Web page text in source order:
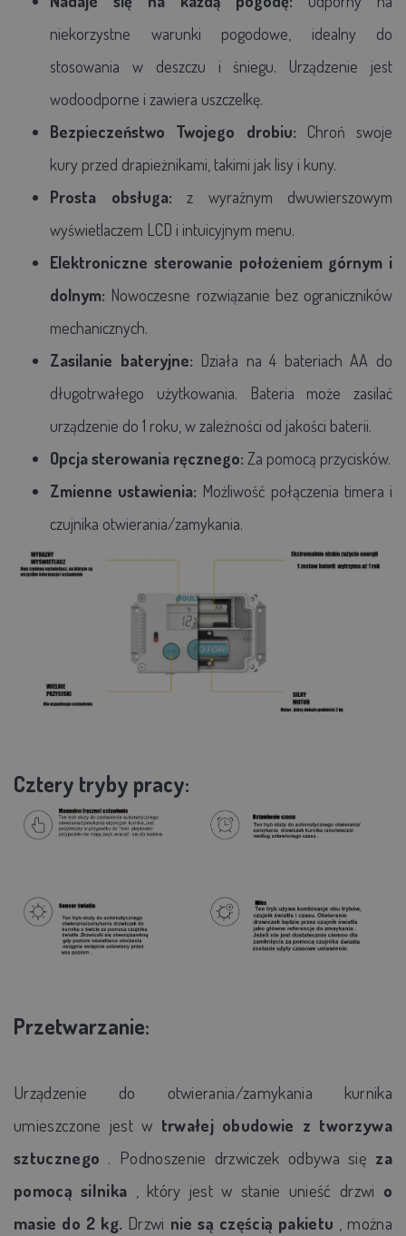
niekorzystne warunki pogodowe, idealny do
stosowania w deszczu i śniegu. Urządzenie jest
wodoodporne i zawiera uszczelkę.
Bezpieczeństwo Twojego drobiu: Chroń swoje
kury przed drapieżnikami, takimi jak lisy i kuny.
Prosta obsługa: z wyraźnym dwuwierszowym
wyświetlaczem LCD i intuicyjnym menu.
Elektroniczne sterowanie położeniem górnym i
dolnym: Nowoczesne rozwiązanie bez ograniczników
mechanicznych.
Zasilanie bateryjne: Działa na 4 bateriach AA do
długotrwałego użytkowania. Bateria może zasilać
urządzenie do 1 roku, w zależności od jakości baterii.
Opcja sterowania ręcznego: Za pomocą przycisków.
Zmienne ustawienia: Możliwość połączenia timera i
czujnika otwierania/zamykania.
Cztery tryby pracy:
Przetwarzanie:
Urządzenie do otwierania/zamykania kurnika
umieszczone jest w trwałej obudowie z tworzywa
sztucznego . Podnoszenie drzwiczek odbywa się za
pomocą silnika , który jest w stanie unieść drzwi o
masie do 2 kg. Drzwi nie są częścią pakietu , można